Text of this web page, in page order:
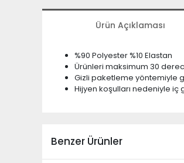
Ürün Açıklaması
%90 Polyester %10 Elastan
Ürünleri maksimum 30
Gizli paketleme yöntemiyle
Hijyen koşulları nedeniyle
Benzer Ürünler